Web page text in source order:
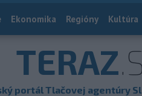
Ekonomika Regióny Kultúra
TERAZ
portál Tlačovej agentúry